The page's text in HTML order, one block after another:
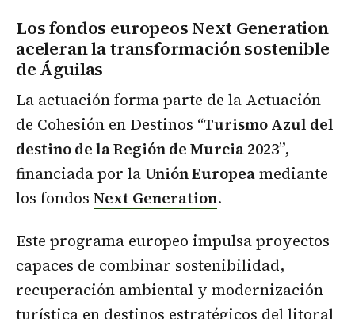
Los fondos europeos Next Generation
aceleran la transformación sostenible
de Águilas
La actuación forma parte de la Actuación
de Cohesión en Destinos “Turismo Azul del
destino de la Región de Murcia 2023”,
financiada por laUnión Europeamediante
los fondos Next Generation.
Este programa europeo impulsa proyectos
capaces de combinar sostenibilidad,
recuperación ambiental y modernización
turística en destinos estratégicos del litoral